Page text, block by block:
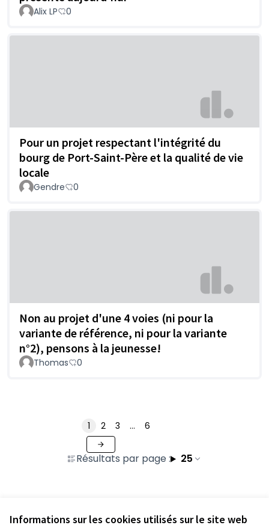
Informations sur les cookies utilisés sur le site web
Alix LP 0
Pour un projet respectant l'intégrité du
bourg de Port-Saint-Père et la qualité de vie
locale
Gendre 0
Non au projet d'une 4 voies (ni pour la
variante de référence, ni pour la variante
n°2), pensons à la jeunesse!
Thomas 0
Résultats par page : 25
1 2 3 … 6